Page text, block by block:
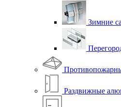
Зимние
Раздвижные